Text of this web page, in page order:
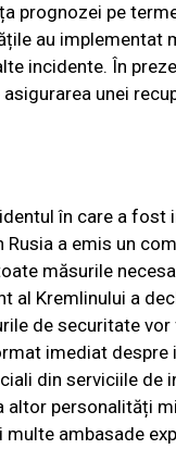
prognozei pe
au implementat
incidente. În
unei
în care a
a emis un
măsurile
al Kremlinului a
de securitate
imediat
din serviciile
altor personalități
ambasade